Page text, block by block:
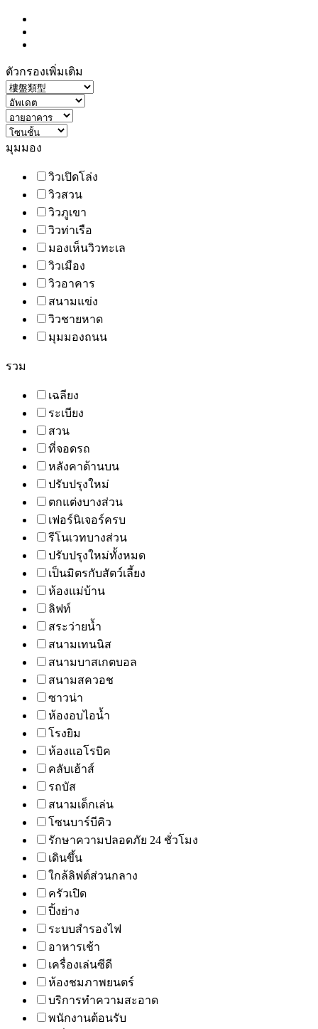
ตัวกรองเพิ่มเติม
มุมมอง
วิวเปิดโล่ง
วิวสวน
วิวภูเขา
วิวท่าเรือ
มองเห็นวิวทะเล
วิวเมือง
วิวอาคาร
สนามแข่ง
วิวชายหาด
มุมมองถนน
รวม
เฉลียง
ระเบียง
สวน
ที่จอดรถ
หลังคาด้านบน
ปรับปรุงใหม่
ตกแต่งบางส่วน
เฟอร์นิเจอร์ครบ
รีโนเวทบางส่วน
ปรับปรุงใหม่ทั้งหมด
เป็นมิตรกับสัตว์เลี้ยง
ห้องแม่บ้าน
ลิฟท์
สระว่ายน้ำ
สนามเทนนิส
สนามบาสเกตบอล
สนามสควอช
ซาวน่า
ห้องอบไอน้ำ
โรงยิม
ห้องแอโรบิค
คลับเฮ้าส์
รถบัส
สนามเด็กเล่น
โซนบาร์บีคิว
รักษาความปลอดภัย 24 ชั่วโมง
เดินขึ้น
ใกล้ลิฟต์ส่วนกลาง
ครัวเปิด
ปิ้งย่าง
ระบบสำรองไฟ
อาหารเช้า
เครื่องเล่นซีดี
ห้องชมภาพยนตร์
บริการทำความสะอาด
พนักงานต้อนรับ